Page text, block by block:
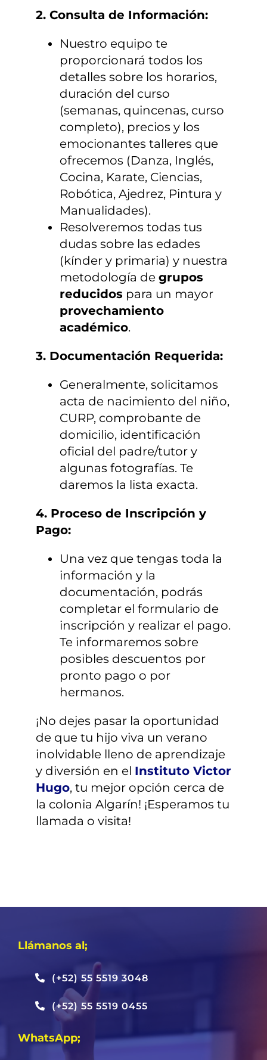
2. Consulta de Información:
Nuestro equipo te
proporcionará todos los
detalles sobre los horarios,
duración del curso
(semanas, quincenas, curso
completo), precios y los
emocionantes talleres que
ofrecemos (Danza, Inglés,
Cocina, Karate, Ciencias,
Robótica, Ajedrez, Pintura y
Manualidades).
Resolveremos todas tus
dudas sobre las edades
(kínder y primaria) y nuestra
metodología de grupos
reducidos para un mayor
provechamiento
académico.
3. Documentación Requerida:
Generalmente, solicitamos
acta de nacimiento del niño,
CURP, comprobante de
domicilio, identificación
oficial del padre/tutor y
algunas fotografías. Te
daremos la lista exacta.
4. Proceso de Inscripción y
Pago:
Una vez que tengas toda la
información y la
documentación, podrás
completar el formulario de
inscripción y realizar el pago.
Te informaremos sobre
posibles descuentos por
pronto pago o por
hermanos.
¡No dejes pasar la oportunidad
de que tu hijo viva un verano
inolvidable lleno de aprendizaje
y diversión en el Instituto Victor
Hugo, tu mejor opción cerca de
la colonia Algarín! ¡Esperamos tu
llamada o visita!
Llámanos al;
(+52) 55 5519 3048
(+52) 55 5519 0455
WhatsApp;